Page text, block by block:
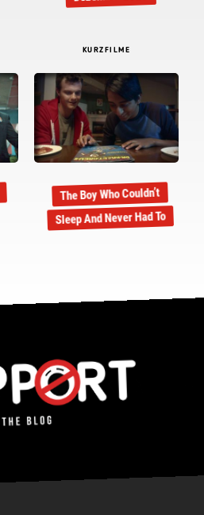
KURZFILME
The Boy Who Couldn’t
Sleep And Never Had To